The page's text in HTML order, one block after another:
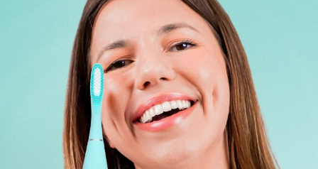
Profil de l'utilisateur
Mes appareils
Mes commandes
Mes adresses
Mes abonnements
FAQ™ Pure Beauty-Tech Elixir
BREAKING NEWS
issa™ Teeth Whitening Set
Deutsch
Español
Français
Italiano
Português
Svenska
Русский
简体中文 繁體中文